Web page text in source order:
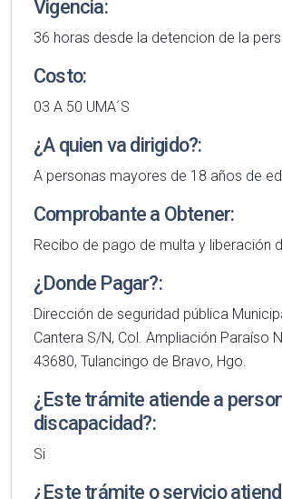
Vigencia:
36 horas desde la detencion de la
Costo:
03 A 50 UMA´S
¿A quien va dirigido?:
A personas mayores de 18 años de
Comprobante a Obtener:
Recibo de pago de multa y liberación
¿Donde Pagar?:
Dirección de seguridad pública
Cantera S/N, Col. Ampliación Paraíso
43680, Tulancingo de Bravo, Hgo.
¿Este trámite atiende a
discapacidad?:
Si
¿Este trámite o servicio